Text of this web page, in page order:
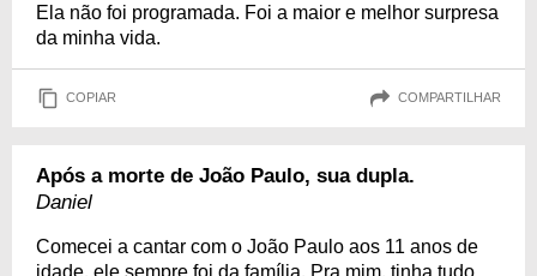
Ela não foi programada. Foi a maior e melhor surpresa
da minha vida.
COPIAR COMPARTILHAR
Após a morte de João Paulo, sua dupla.
Daniel
Comecei a cantar com o João Paulo aos 11 anos de
idade, ele sempre foi da família. Pra mim, tinha tudo